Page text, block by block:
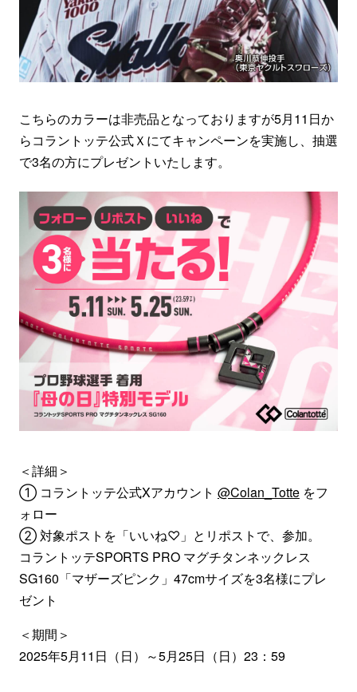
こちらのカラーは非売品となっておりますが5月11日か
らコラントッテ公式Ｘにてキャンペーンを実施し、抽選
で3名の方にプレゼントいたします。
＜詳細＞
① コラントッテ公式Xアカウント @Colan_Totteをフ
ォロー
② 対象ポストを「いいね♡」とリポストで、参加。
コラントッテSPORTS PRO マグチタンネックレス
SG160「マザーズピンク」47cmサイズを3名様にプレ
ゼント
＜期間＞
2025年5月11日（日）～5月25日（日）23：59